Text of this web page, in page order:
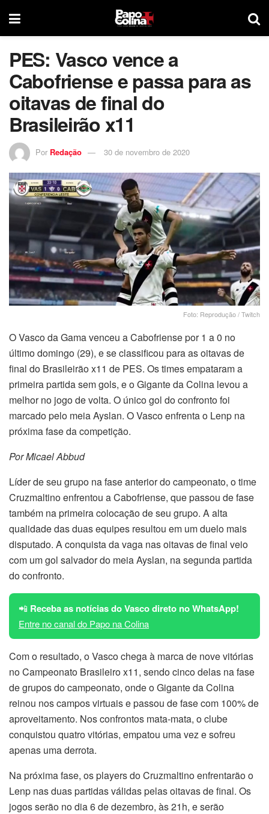
PES: Vasco vence a
Cabofriense e passa para as
oitavas de final do
Brasileirão x11
Por Redação 30 de novembro de 2020
Foto: Reprodução / Twitch
O Vasco da Gama venceu a Cabofriense por 1 a 0 no
último domingo (29), e se classificou para as oitavas de
final do Brasileirão x11 de PES. Os times empataram a
primeira partida sem gols, e o Gigante da Colina levou a
melhor no jogo de volta. O único gol do confronto foi
marcado pelo meia Ayslan. O Vasco enfrenta o Lenp na
próxima fase da competição.
Por Micael Abbud
Líder de seu grupo na fase anterior do campeonato, o time
Cruzmaltino enfrentou a Cabofriense, que passou de fase
também na primeira colocação de seu grupo. A alta
qualidade das duas equipes resultou em um duelo mais
disputado. A conquista da vaga nas oitavas de final veio
com um gol salvador do meia Ayslan, na segunda partida
do confronto.
📲 Receba as notícias do Vasco direto no WhatsApp!
Entre no canal do Papo na Colina
Com o resultado, o Vasco chega à marca de nove vitórias
no Campeonato Brasileiro x11, sendo cinco delas na fase
de grupos do campeonato, onde o Gigante da Colina
reinou nos campos virtuais e passou de fase com 100% de
aproveitamento. Nos confrontos mata-mata, o clube
conquistou quatro vitórias, empatou uma vez e sofreu
apenas uma derrota.
Na próxima fase, os players do Cruzmaltino enfrentarão o
Lenp nas duas partidas válidas pelas oitavas de final. Os
jogos serão no dia 6 de dezembro, às 21h, e serão